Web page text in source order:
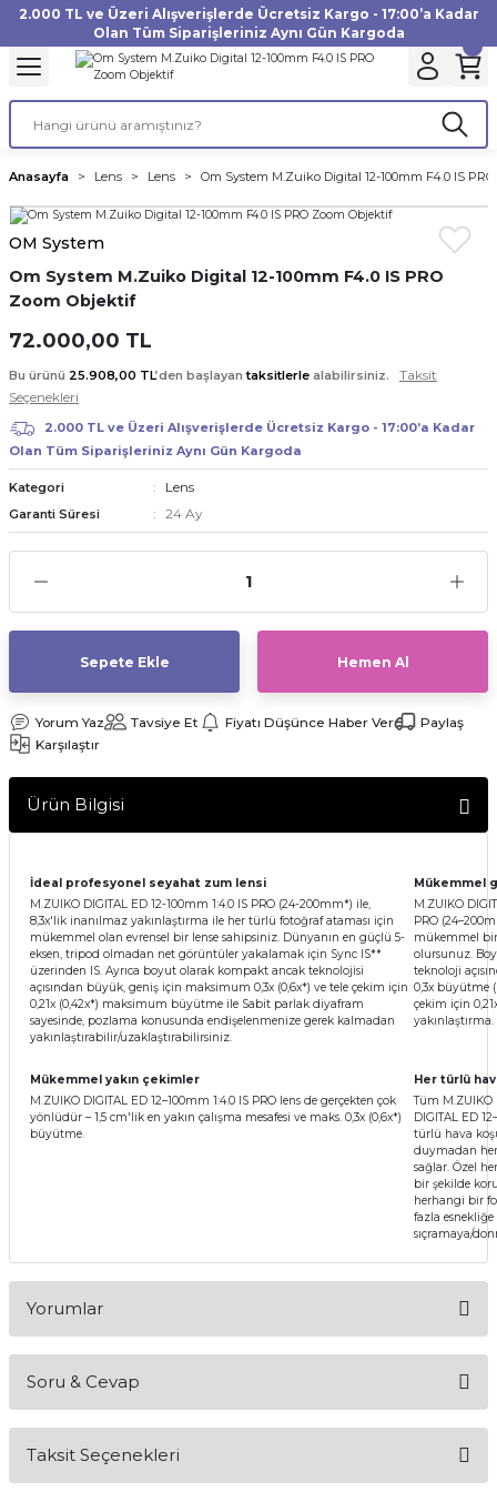
2.000 TL ve Üzeri Alışverişlerde Ücretsiz Kargo - 17:00’a Kadar
Olan Tüm Siparişleriniz Aynı Gün Kargoda
Geri Dön
Makinesi
Geri Dön
Geri Dön
Geri Dön
Geri Dön
Geri Dön
Geri Dön
Geri Dön
Geri Dön
Geri Dön
Geri Dön
Aksesuarları
Geri Dön
Anasayfa Lens Lens Om System M.Zuiko Digital 12-100mm F4.0 IS
OM System
Om System M.Zuiko Digital 12-100mm F4.0 IS PRO
Zoom Objektif
72.000,00 TL
Bu ürünü 25.908,00 TL’den başlayantaksitlerle alabilirsiniz.
Taksit
Seçenekleri
2.000 TL ve Üzeri Alışverişlerde Ücretsiz Kargo - 17:00’a Kadar
Olan Tüm Siparişleriniz Aynı Gün Kargoda
Kategori Lens
Garanti Süresi 24 Ay
Sepete Ekle Hemen Al
Yorum Yaz Tavsiye Et Fiyatı Düşünce Haber Ver
Paylaş
Karşılaştır
Ürün Bilgisi
İdeal profesyonel seyahat zum lensi
Mükemmel
M.ZUIKO DIGITAL ED 12-100mm 1:4.0 IS PRO (24-200mm*) ile,
8,3x'lik inanılmaz yakınlaştırma ile her türlü fotoğraf ataması için
mükemmel olan evrensel bir lense sahipsiniz. Dünyanın en güçlü 5-
eksen, tripod olmadan net görüntüler yakalamak için Sync IS**
üzerinden IS. Ayrıca boyut olarak kompakt ancak teknolojisi
açısından büyük, geniş için maksimum 0,3x (0,6x*) ve tele çekim için
0,21x (0,42x*) maksimum büyütme ile Sabit parlak diyafram
sayesinde, pozlama konusunda endişelenmenize gerek kalmadan
yakınlaştırabilir/uzaklaştırabilirsiniz.
M.ZUIKO
PRO
mükemmel bir
olursunuz.
teknoloji
0,3x büyütme
çekim için
yakınlaştırma.
Mükemmel yakın çekimler
Her türlü
M.ZUIKO DIGITAL ED 12–100mm 1:4.0 IS PRO lens de gerçekten çok
yönlüdür – 1,5 cm'lik en yakın çalışma mesafesi ve maks. 0,3x (0,6x*)
büyütme.
Tüm M.ZUIKO
DIGITAL ED
türlü hava
duymadan her
sağlar. Özel
bir şekilde
herhangi bir
fazla
sıçramaya/
Yorumlar
Soru & Cevap
Taksit Seçenekleri